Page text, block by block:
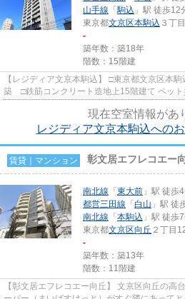
山手線 「駒込 」駅 徒歩12
東京都文京区本駒込 ３丁
-
築年数：築18年
階数：15階建
【レジディア文京本駒込】 □東京都文京区本駒込三丁目２９－１ □2008年3月
築 □鉄筋コンクリート造地上15階建て ペット共生型高級賃貸マンションのご紹
現在空室情報があ
レジディア文京本駒込への
賃貸｜マンション 彰文居エフレコエー
南北線 「 東大前 」駅 徒歩
都営三田線 「 白山 」駅 徒
南北線 「 本駒込 」駅 徒歩
東京都文京区向丘 ２丁目
-
築年数：築13年
階数：11階建
【彰文居エフレコエー向丘】 文京区向丘の高